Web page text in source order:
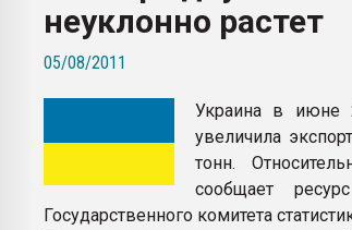
Всё, что касается выдува ПЭТ
бутылок
ПЕРЕЙТИ НА ФОРУМ
неуклонно растет
05/08/2011
Украина в июне
увеличила
тонн.
сообщает
Государственного комитета